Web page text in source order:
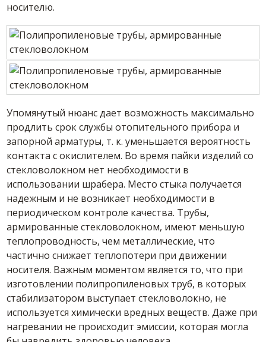
носителю.
Упомянутый нюанс дает возможность максимально
продлить срок службы отопительного прибора и
запорной арматуры, т. к. уменьшается вероятность
контакта с окислителем. Во время пайки изделий со
стекловолокном нет необходимости в
использовании шрабера. Место стыка получается
надежным и не возникает необходимости в
периодическом контроле качества. Трубы,
армированные стекловолокном, имеют меньшую
теплопроводность, чем металлические, что
частично снижает теплопотери при движении
носителя. Важным моментом является то, что при
изготовлении полипропиленовых труб, в которых
стабилизатором выступает стекловолокно, не
используется химически вредных веществ. Даже при
нагревании не происходит эмиссии, которая могла